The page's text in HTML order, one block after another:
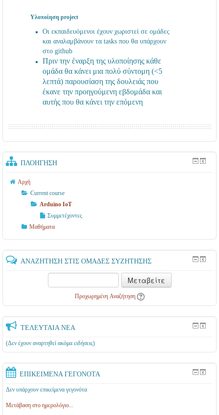
Υλοποίηση project
Οι εκπαιδευόμενοι έχουν χωριστεί σε ομάδες
και αναλαμβάνουν τα tasks που θα υπάρχουν
στο github
Πριν την έναρξη της υλοποίησης κάθε
ομάδα θα κάνει μια πολύ σύντομη (<5
λεπτά) παρουσίαση της δουλειάς που
έκανε την προηγούμενη εβδομάδα και
αυτής που θα κάνει την επόμενη
ΠΛΟΉΓΗΣΗ
Αρχή
Current course
Arduino IoT
Συμμετέχοντες
Μαθήματα
ΑΝΑΖΉΤΗΣΗ ΣΤΙΣ ΟΜΆΔΕΣ ΣΥΖΉΤΗΣΗΣ
Μεταβείτε
Προχωρημένη Αναζήτηση
ΤΕΛΕΥΤΑΊΑ ΝΈΑ
(Δεν έχουν αναρτηθεί ακόμα ειδήσεις)
ΕΠΙΚΕΊΜΕΝΑ ΓΕΓΟΝΌΤΑ
Δεν υπάρχουν επικείμενα γεγονότα
Μετάβαση στο ημερολόγιο...